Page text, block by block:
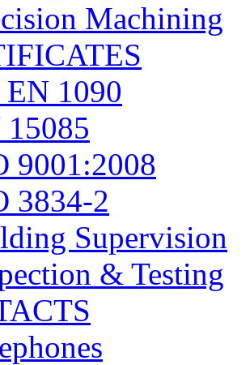
Machining
EN 1090
15085
9001:2008
3834-2
Supervision
& Testing